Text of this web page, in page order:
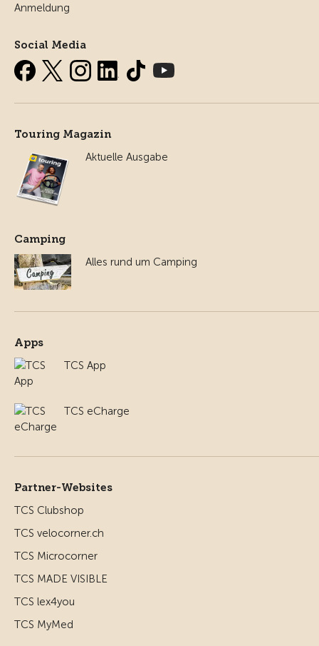
Anmeldung
Social Media
Touring Magazin
Aktuelle Ausgabe
Camping
Alles rund um Camping
Apps
TCS App
TCS eCharge
Partner-Websites
TCS Clubshop
TCS velocorner.ch
TCS Microcorner
TCS MADE VISIBLE
TCS lex4you
TCS MyMed